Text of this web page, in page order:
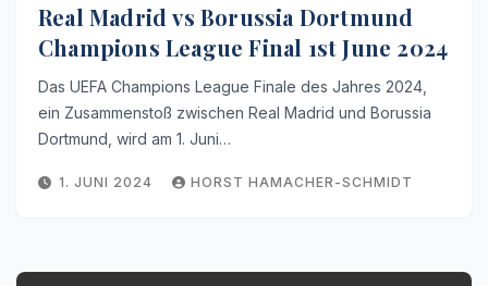
Real Madrid vs Borussia Dortmund
Champions League Final 1st June 2024
Das UEFA Champions League Finale des Jahres 2024,
ein Zusammenstoß zwischen Real Madrid und Borussia
Dortmund, wird am 1. Juni…
1. JUNI 2024 HORST HAMACHER-SCHMIDT